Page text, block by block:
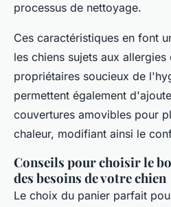
processus de nettoyage.
Ces caractéristiques en font
les chiens sujets aux
propriétaires soucieux de
permettent également
couvertures amovibles pour
chaleur, modifiant ainsi le
Conseils pour choisir le
des besoins de votre chien
Le choix du panier parfait